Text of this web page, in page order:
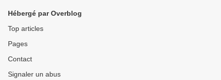
La Pièce, Johanna Sinisalo
: Avec joie et docilité.
Hébergé par Overblog
Top articles
Pages
Contact
Signaler un abus